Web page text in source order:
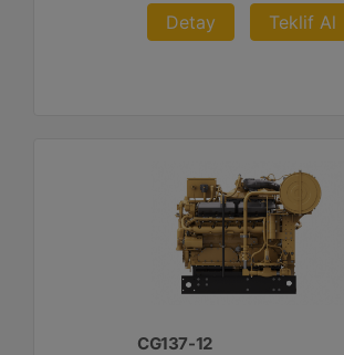
Detay Teklif Al
CG137-12